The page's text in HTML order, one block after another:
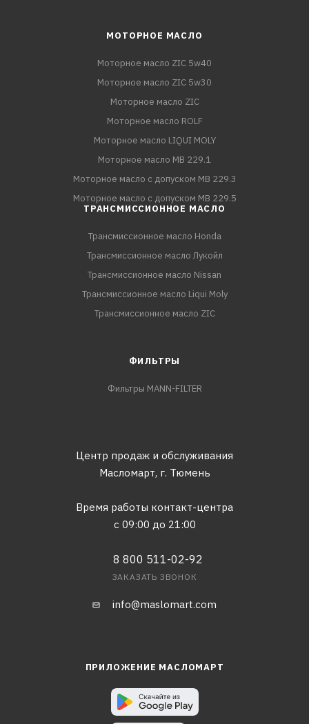
МОТОРНОЕ МАСЛО
Моторное масло ZIC 5w40
Моторное масло ZIC 5w30
Моторное масло ZIC
Моторное масло ROLF
Моторное масло LIQUI MOLY
Моторное масло MB 229.1
Моторное масло с допуском MB 229.3
Моторное масло с допуском MB 229.5
ТРАНСМИССИОННОЕ МАСЛО
Трансмиссионное масло Honda
Трансмиссионное масло Лукойл
Трансмиссионное масло Nissan
Трансмиссионное масло Liqui Moly
Трансмиссионное масло ZIC
ФИЛЬТРЫ
Фильтры MANN-FILTER
Центр продаж и обслуживания
Масломарт, г. Тюмень
Время работы контакт-центра
с 09:00 до 21:00
8 800 511-02-92
ЗАКАЗАТЬ ЗВОНОК
info@maslomart.com
ПРИЛОЖЕНИЕ МАСЛОМАРТ